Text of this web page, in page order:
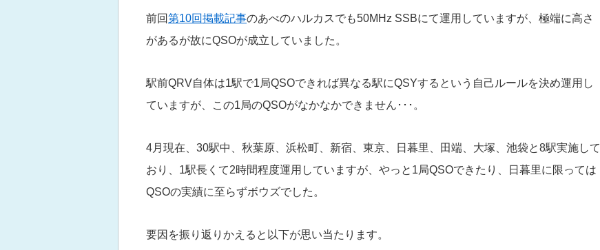
前回第10回掲載記事のあべのハルカスでも50MHz SSBにて運用していますが、極端に高さ
があるが故にQSOが成立していました。
駅前QRV自体は1駅で1局QSOできれば異なる駅にQSYするという自己ルールを決め運用し
ていますが、この1局のQSOがなかなかできません･･･。
4月現在、30駅中、秋葉原、浜松町、新宿、東京、日暮里、田端、大塚、池袋と8駅実施して
おり、1駅長くて2時間程度運用していますが、やっと1局QSOできたり、日暮里に限っては
QSOの実績に至らずボウズでした。
要因を振り返りかえると以下が思い当たります。